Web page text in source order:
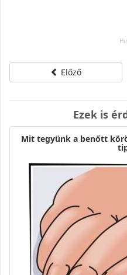
Előző
Ezek is
Mit tegyünk a benőtt